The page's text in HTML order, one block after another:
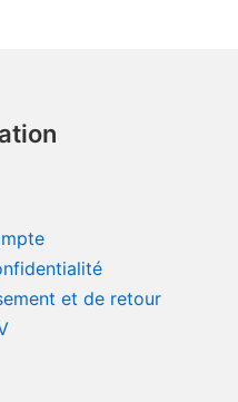
et de retour